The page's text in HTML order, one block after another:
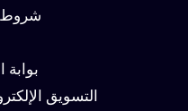
شروط
بوابة
التسويق